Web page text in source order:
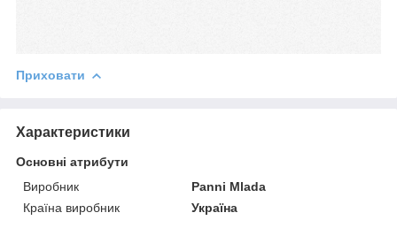
Приховати
Характеристики
Основні атрибути
Виробник
Panni Mlada
Країна виробник
Україна